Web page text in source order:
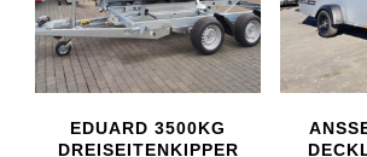
EDUARD 3500KG
DREISEITENKIPPER